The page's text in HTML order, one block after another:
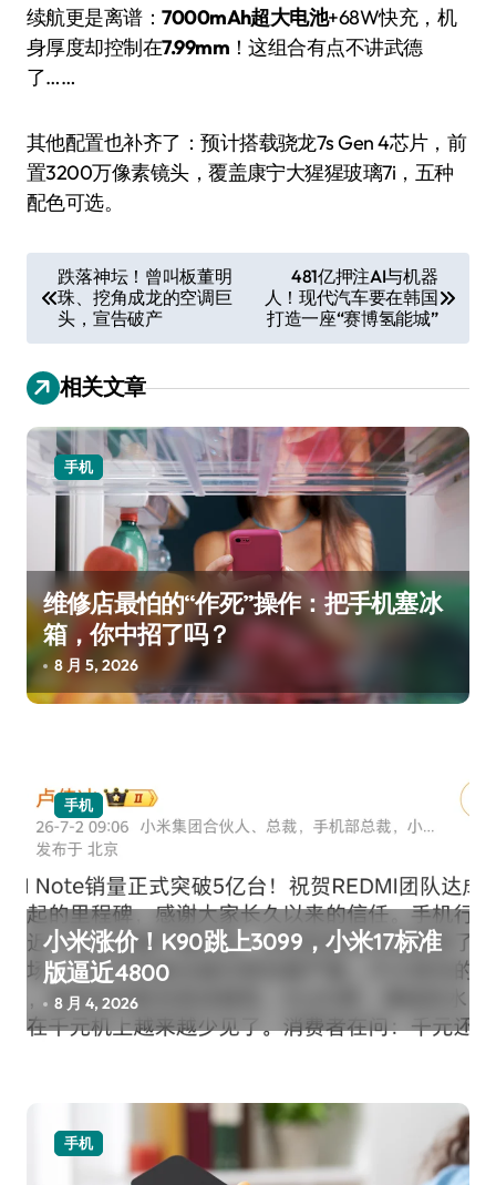
续航更是离谱：7000mAh超大电池+68W快充，机
身厚度却控制在7.99mm ！这组合有点不讲武德
了……
其他配置也补齐了：预计搭载骁龙7s Gen 4芯片，前
置3200万像素镜头，覆盖康宁大猩猩玻璃7i，五种
配色可选。
章
导
航
跌落神坛！曾叫板董明
珠、挖角成龙的空调巨
头，宣告破产
481亿押注AI与机器
人！现代汽车要在韩国
打造一座“赛博氢能城”
相关文章
手机
维修店最怕的“作死”操作：把手机塞冰
箱，你中招了吗？
8 月 5, 2026
手机
小米涨价！K90跳上3099，小米17标准
版逼近4800
8 月 4, 2026
手机